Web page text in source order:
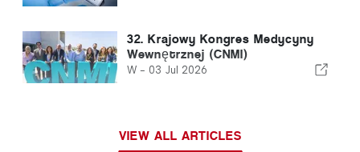
32. Krajowy Kongres Medycyny
Wewnętrznej (CNMI)
W - 03 Jul 2026
VIEW ALL ARTICLES